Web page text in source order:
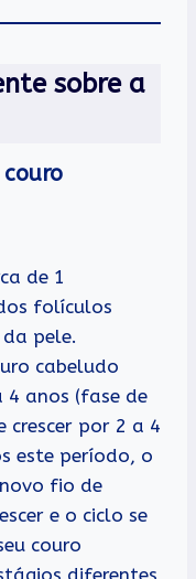
sobre a
couro
de 1
folículos
pele.
cabeludo
4 anos (fase de
crescer por 2 a 4
este período, o
fio de
e o ciclo se
couro
diferentes